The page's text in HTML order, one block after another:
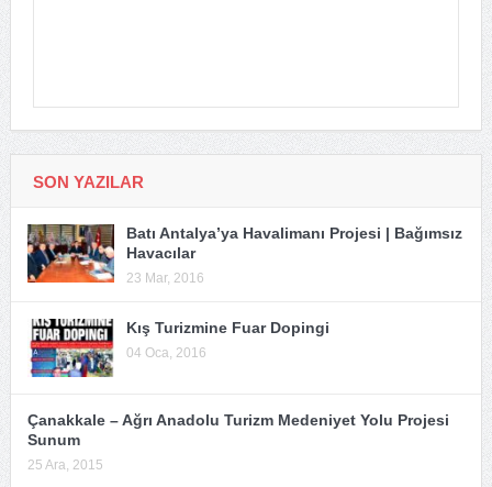
SON YAZILAR
Batı Antalya’ya Havalimanı Projesi | Bağımsız
Havacılar
23 Mar, 2016
Kış Turizmine Fuar Dopingi
04 Oca, 2016
Çanakkale – Ağrı Anadolu Turizm Medeniyet Yolu Projesi
Sunum
25 Ara, 2015